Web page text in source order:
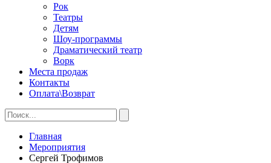
Рок
Театры
Детям
Шоу-программы
Драматический театр
Ворк
Места продаж
Контакты
Оплата\Возврат
Главная
Мероприятия
Сергей Трофимов